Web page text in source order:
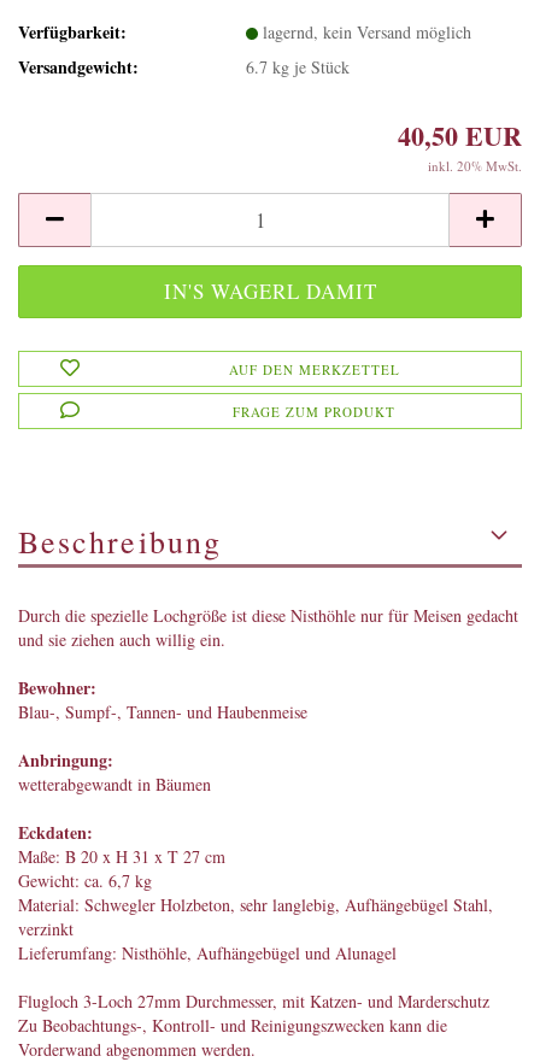
Verfügbarkeit: lagernd, kein Versand möglich
Versandgewicht: 6.7 kg je Stück
40,50 EUR
inkl. 20% MwSt.
AUF DEN MERKZETTEL
FRAGE ZUM PRODUKT
Beschreibung
Durch die spezielle Lochgröße ist diese Nisthöhle nur für Meisen gedacht
und sie ziehen auch willig ein.
Bewohner:
Blau-, Sumpf-, Tannen- und Haubenmeise
Anbringung:
wetterabgewandt in Bäumen
Eckdaten:
Maße: B 20 x H 31 x T 27 cm
Gewicht: ca. 6,7 kg
Material: Schwegler Holzbeton, sehr langlebig, Aufhängebügel Stahl,
verzinkt
Lieferumfang: Nisthöhle, Aufhängebügel und Alunagel
Flugloch 3-Loch 27mm Durchmesser, mit Katzen- und Marderschutz
Zu Beobachtungs-, Kontroll- und Reinigungszwecken kann die
Vorderwand abgenommen werden.